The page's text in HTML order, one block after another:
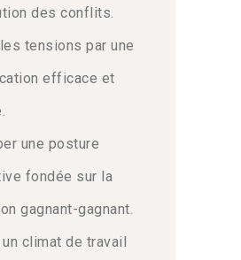
gestion des tensions
, le programme
dire sans blesser et
rôle clé de la médiation
interactions bloquées.
plan d’action
devenir un acteur clé de
des conflits.
tensions par une
efficace et
une posture
fondée sur la
gagnant-gagnant.
climat de travail